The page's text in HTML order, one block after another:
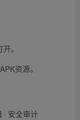
。
资源。
· 安全审计